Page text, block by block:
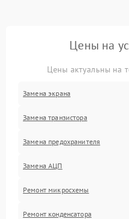
Цены на
Цены актуальны на
Замена экрана
Замена транзистора
Замена предохранителя
Замена АЦП
Ремонт микросхемы
Ремонт конденсатора